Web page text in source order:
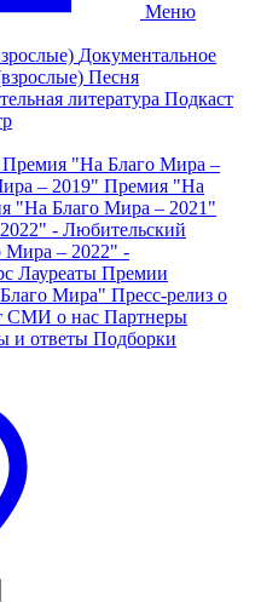
Меню
Документальное
Песня
литература Подкаст
Премия "На Благо Мира –
– 2019" Премия "На
"На Благо Мира – 2021"
- Любительский
Мира – 2022" -
Лауреаты Премии
Мира" Пресс-релиз о
СМИ о нас Партнеры
и ответы Подборки